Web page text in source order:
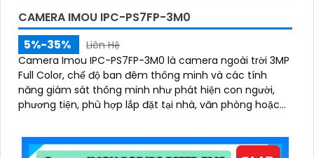
CAMERA IMOU IPC-PS7FP-3M0
5%-35%
Liên Hệ
Camera Imou IPC-PS7FP-3M0 là camera ngoài trời 3MP
Full Color, chế độ ban đêm thông minh và các tính
năng giám sát thông minh như phát hiện con người,
phương tiện, phù hợp lắp đặt tại nhà, văn phòng hoặc